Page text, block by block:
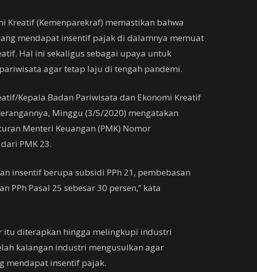
Kreatif (Kemenparekraf) memastikan bahwa
mendapat insentif pajak di dalamnya memuat
Hal ini sekaligus sebagai upaya untuk
agar tetap laju di tengah pandemi.
Kepala Badan Pariwisata dan Ekonomi Kreatif
Minggu (3/5/2020) mengatakan
Menteri Keuangan (PMK) Nomor
PMK 23.
insentif berupa subsidi PPh 21, pembebasan
PPh Pasal 25 sebesar 30 persen,” kata
itu diterapkan hingga melingkupi industri
kalangan industri mengusulkan agar
mendapat insentif pajak.